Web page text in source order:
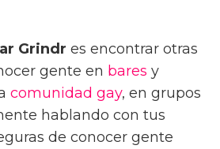
Grindr es encontrar otras
gente en bares y
comunidad gay, en grupos
hablando con tus
de conocer gente